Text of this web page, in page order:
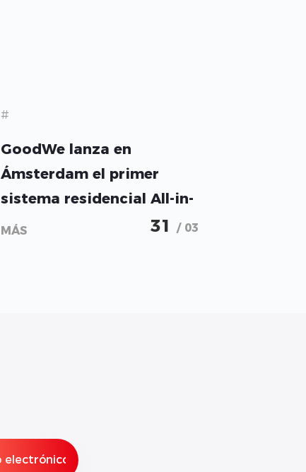
#
GoodWe lanza en
Ámsterdam el primer
sistema residencial All-in-
One con certificación de
MÁS 31 / 03